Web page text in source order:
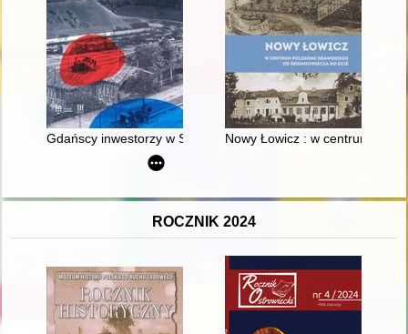
Gdańscy inwestorzy w Sopocie : prestiż finansowy i
Nowy Łowicz : w centrum
ROCZNIK 2024